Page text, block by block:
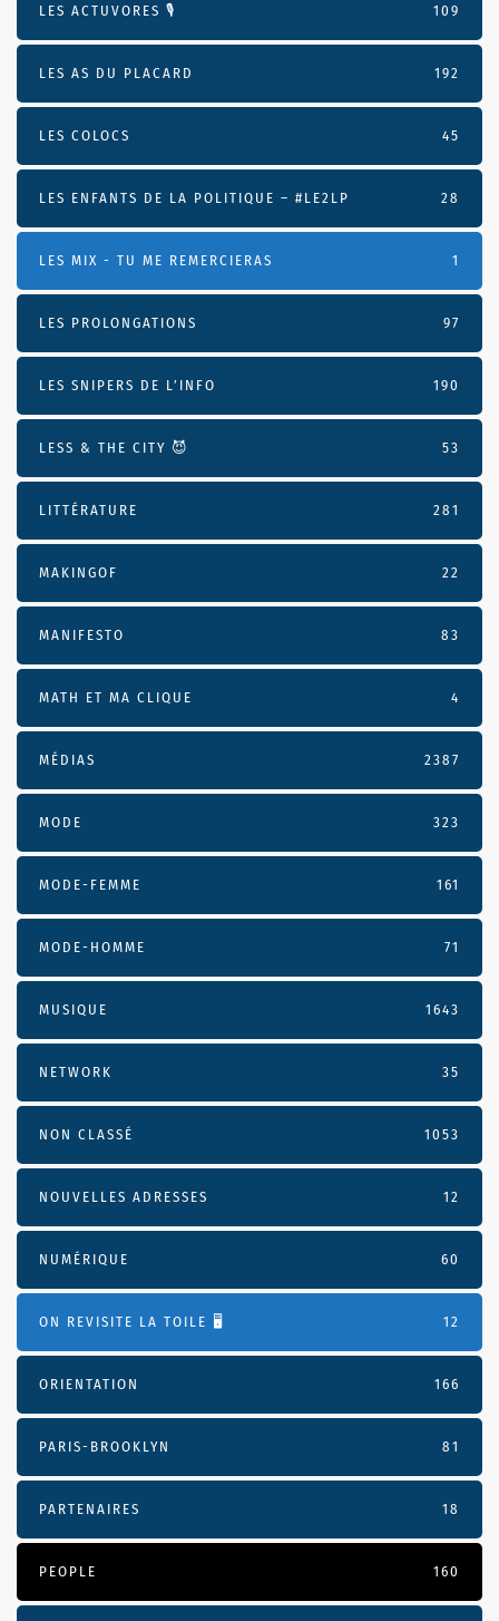
LES ACTUVORES 🎙 109
LES AS DU PLACARD 192
LES COLOCS 45
LES ENFANTS DE LA POLITIQUE – #LE2LP 28
LES MIX - TU ME REMERCIERAS 1
LES PROLONGATIONS 97
LES SNIPERS DE L’INFO 190
LESS & THE CITY 😈 53
LITTÉRATURE 281
MAKINGOF 22
MANIFESTO 83
MATH ET MA CLIQUE 4
MÉDIAS 2387
MODE 323
MODE-FEMME 161
MODE-HOMME 71
MUSIQUE 1643
NETWORK 35
NON CLASSÉ 1053
NOUVELLES ADRESSES 12
NUMÉRIQUE 60
ON REVISITE LA TOILE 🖥️ 12
ORIENTATION 166
PARIS-BROOKLYN 81
PARTENAIRES 18
PEOPLE 160